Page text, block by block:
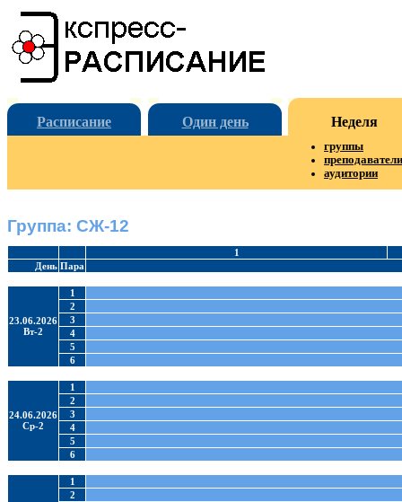
Расписание Один день Неделя
группы
преподаватели
аудитории
Группа: СЖ-12
1
День Пара
23.06.2026
Вт-2
1
2
3
4
5
6
24.06.2026
Ср-2
1
2
3
4
5
6
1
2